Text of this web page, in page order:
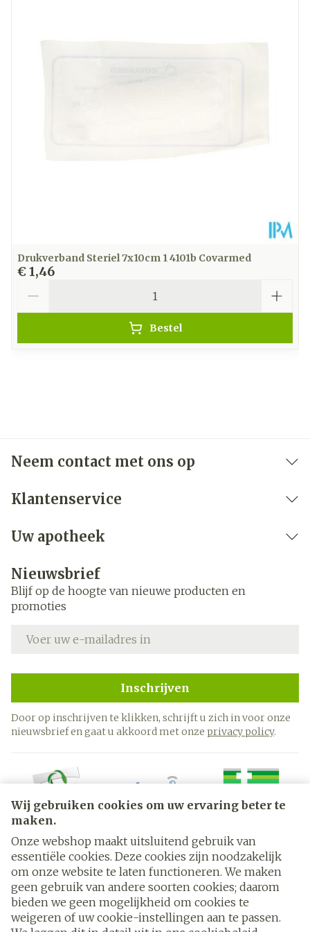
Wij gebruiken cookies om uw ervaring beter te
maken.
Onze webshop maakt uitsluitend gebruik van
essentiële cookies. Deze cookies zijn noodzakelijk
om onze website te laten functioneren. We maken
geen gebruik van andere soorten cookies; daarom
bieden we geen mogelijkheid om cookies te
weigeren of uw cookie-instellingen aan te passen.
Drukverband Steriel 7x10cm 1 4101b Covarmed
€ 1,46
Bestel
Neem contact met ons op
Klantenservice
Uw apotheek
Nieuwsbrief
Blijf op de hoogte van nieuwe producten en
promoties
Inschrijven
Door op inschrijven te klikken, schrijft u zich in voor onze
nieuwsbrief en gaat u akkoord met onze privacy policy.
Juridische links